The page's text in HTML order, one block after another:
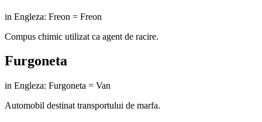
in Engleza: Freon = Freon
Compus chimic utilizat ca agent de racire.
Furgoneta
in Engleza: Furgoneta = Van
Automobil destinat transportului de marfa.